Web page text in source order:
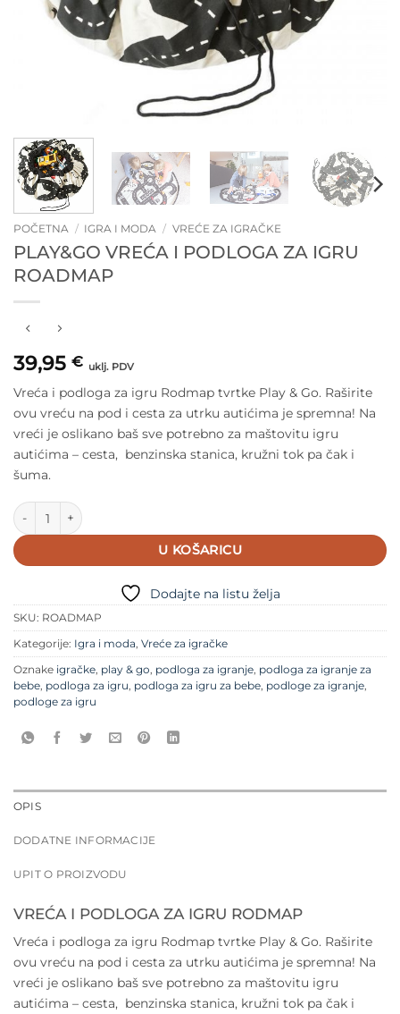
POČETNA / IGRA I MODA / VREĆE ZA IGRAČKE
PLAY&GO VREĆA I PODLOGA ZA IGRU
ROADMAP
39,95 € uklj. PDV
Vreća i podloga za igru Rodmap tvrtke Play & Go. Raširite
ovu vreću na pod i cesta za utrku autićima je spremna! Na
vreći je oslikano baš sve potrebno za maštovitu igru
autićima – cesta, benzinska stanica, kružni tok pa čak i
šuma.
Play&Go Vreća i podloga za igru Roadmap količina
U KOŠARICU
Dodajte na listu želja
SKU: ROADMAP
Kategorije: Igra i moda, Vreće za igračke
Oznake igračke, play & go, podloga za igranje, podloga za igranje za
bebe, podloga za igru, podloga za igru za bebe, podloge za igranje,
podloge za igru
OPIS
DODATNE INFORMACIJE
UPIT O PROIZVODU
VREĆA I PODLOGA ZA IGRU RODMAP
Vreća i podloga za igru Rodmap tvrtke Play & Go. Raširite
ovu vreću na pod i cesta za utrku autićima je spremna! Na
vreći je oslikano baš sve potrebno za maštovitu igru
autićima – cesta, benzinska stanica, kružni tok pa čak i